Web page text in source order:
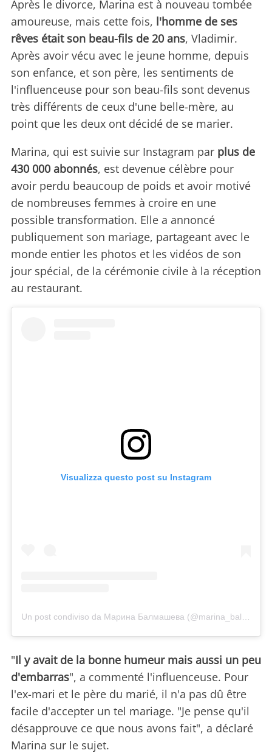
Après le divorce, Marina est à nouveau tombée
amoureuse, mais cette fois, l'homme de ses
rêves était son beau-fils de 20 ans, Vladimir.
Après avoir vécu avec le jeune homme, depuis
son enfance, et son père, les sentiments de
l'influenceuse pour son beau-fils sont devenus
très différents de ceux d'une belle-mère, au
point que les deux ont décidé de se marier.
Marina, qui est suivie sur Instagram par plus de
430 000 abonnés, est devenue célèbre pour
avoir perdu beaucoup de poids et avoir motivé
de nombreuses femmes à croire en une
possible transformation. Elle a annoncé
publiquement son mariage, partageant avec le
monde entier les photos et les vidéos de son
jour spécial, de la cérémonie civile à la réception
au restaurant.
Visualizza questo post su Instagram
"Il y avait de la bonne humeur mais aussi un peu
d'embarras", a commenté l'influenceuse. Pour
l'ex-mari et le père du marié, il n'a pas dû être
facile d'accepter un tel mariage. "Je pense qu'il
désapprouve ce que nous avons fait", a déclaré
Marina sur le sujet.